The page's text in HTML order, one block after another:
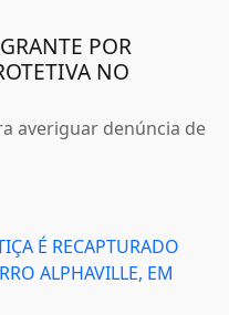
POR
NO
averiguar denúncia de